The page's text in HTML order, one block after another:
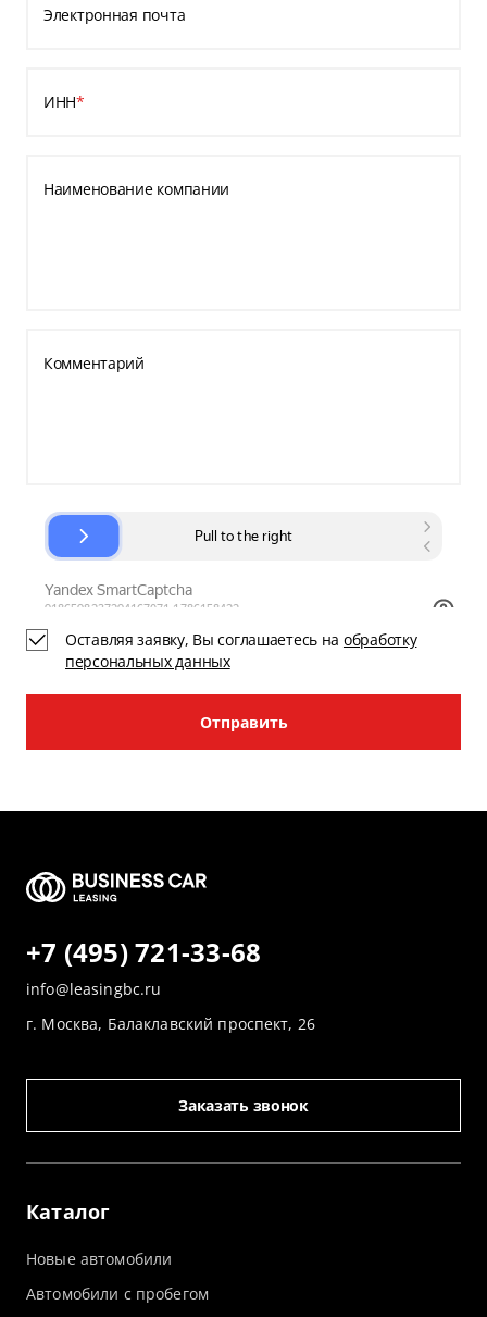
Электронная почта
ИНН*
Наименование компании
Комментарий
Отправить
Оставляя заявку, Вы соглашаетесь на обработку
персональных данных
Каталог
Новые автомобили
Автомобили с пробегом
+7 (495) 721-33-68
info@leasingbc.ru
г. Москва, Балаклавский проспект, 26
Заказать звонок